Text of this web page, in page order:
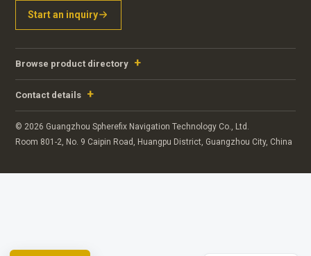
Start an inquiry
Browse product directory
Contact details
© 2026 Guangzhou Spherefix Navigation Technology Co., Ltd.
Room 801-2, No. 9 Caipin Road, Huangpu District, Guangzhou City, China
Portuguese